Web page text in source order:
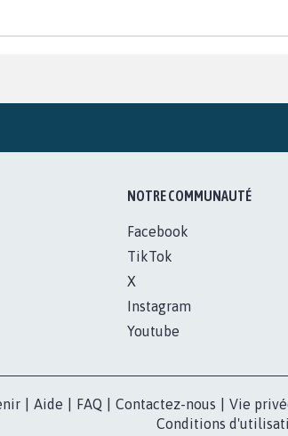
NOTRE COMMUNAUTÉ
Facebook
TikTok
X
Instagram
Youtube
Aide FAQ Contactez-nous Vie
Conditions